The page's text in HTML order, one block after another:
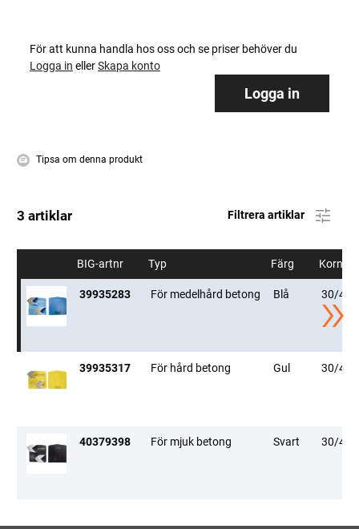
För att kunna handla hos oss och se priser behöver du
Logga in ellerSkapa konto
Logga in
Tipsa om denna produkt
3 artiklar Filtrera artiklar
BIG-artnr Typ Färg
39935283 För medelhård betong Blå 30/40
39935317 För hård betong Gul 30/40
40379398 För mjuk betong Svart 30/40